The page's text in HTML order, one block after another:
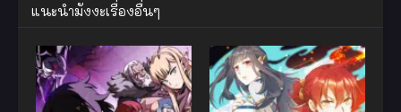
แนะนำมังงะเรื่องอื่นๆ